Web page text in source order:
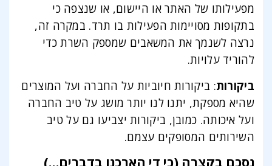
מפעילותו של האתר או היישום, או שנצפה כי
בתקופות מסויימות הפעילות בו תרד. במקרה זה,
נרצה לשנמך את המשאבים שמספק השרת כדי
להוריד עלויות.
ביקורות: ביקורות חיוביות על החברה ועל המוצרים
שהיא מספקת, יתנו לנו יותר מושג על טיב החברה
ועל איכותה. כמובן, ביקורות יצביעו גם על טיב
השירותים המסופקים עצמם.
נסכם בקצרה (כי די הארכנו בדברים…)